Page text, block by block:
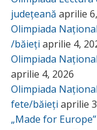
județeană aprilie
Olimpiada
/băieți aprilie 4,
Olimpiada
aprilie 4, 2026
Olimpiada
fete/băieți aprilie
„Made for Europe”